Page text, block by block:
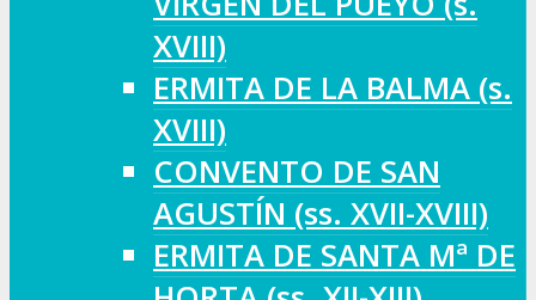
XVIII)
ERMITA DE LA BALMA (s.
XVIII)
CONVENTO DE SAN
AGUSTÍN (ss. XVII-XVIII)
ERMITA DE SANTA Mª DE